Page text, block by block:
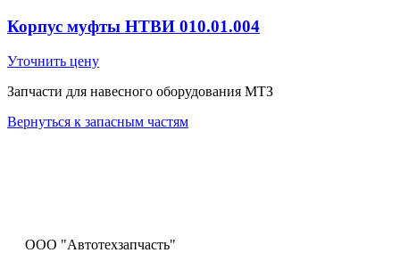
Корпус муфты НТВИ 010.01.004
Уточнить цену
Запчасти для навесного оборудования МТЗ
Вернуться к запасным частям
ООО "Автотехзапчасть"